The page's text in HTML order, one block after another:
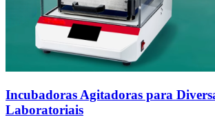
Incubadoras Agitadoras para
Laboratoriais